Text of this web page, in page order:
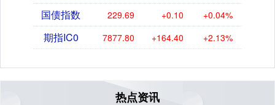
国债指数 229.69 +0.10 +0.04%
期指IC0 7877.80 +164.40 +2.13%
热点资讯